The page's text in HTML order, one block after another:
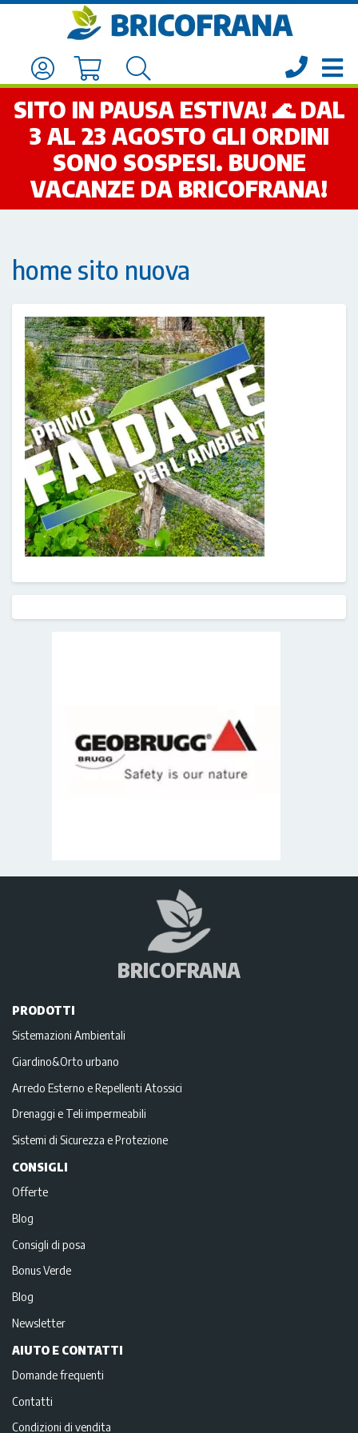
SITO IN PAUSA ESTIVA! 🌊 DAL
3 AL 23 AGOSTO GLI ORDINI
SONO SOSPESI. BUONE
VACANZE DA BRICOFRANA!
home sito nuova
BRICOFRANA
PRODOTTI
Sistemazioni Ambientali
Giardino&Orto urbano
Arredo Esterno e Repellenti Atossici
Drenaggi e Teli impermeabili
Sistemi di Sicurezza e Protezione
CONSIGLI
Offerte
Blog
Consigli di posa
Bonus Verde
Blog
Newsletter
AIUTO E CONTATTI
Domande frequenti
Contatti
Condizioni di vendita